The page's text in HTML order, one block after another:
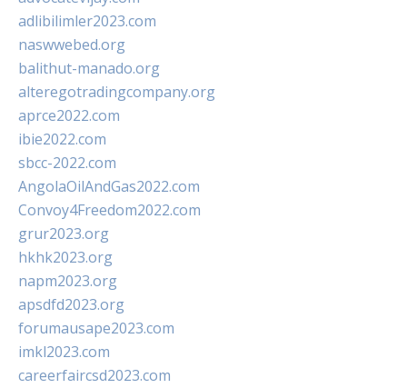
adlibilimler2023.com
naswwebed.org
balithut-manado.org
alteregotradingcompany.org
aprce2022.com
ibie2022.com
sbcc-2022.com
AngolaOilAndGas2022.com
Convoy4Freedom2022.com
grur2023.org
hkhk2023.org
napm2023.org
apsdfd2023.org
forumausape2023.com
imkl2023.com
careerfaircsd2023.com